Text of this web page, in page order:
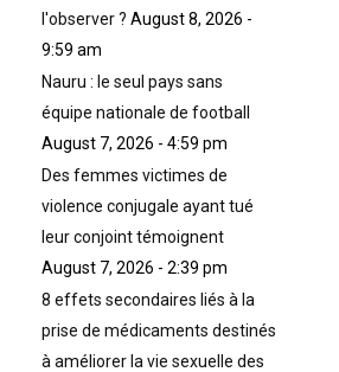
Devoir de Mémoire – Suède :
Les chaînes d’esclaves, une
spécialité suédoise des XVIIe
et XVIIIe siècles. La Suède
fabrication de chaînes en fer
destinées à enchaîner les
l'observer ? August 8, 2026 -
9:59 am
Nauru : le seul pays sans
équipe nationale de football
August 7, 2026 - 4:59 pm
Des femmes victimes de
violence conjugale ayant tué
leur conjoint témoignent
August 7, 2026 - 2:39 pm
8 effets secondaires liés à la
prise de médicaments destinés
à améliorer la vie sexuelle des